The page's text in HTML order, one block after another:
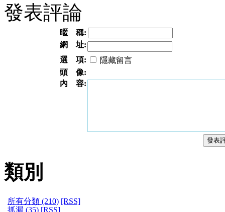
發表評論
暱 稱:
網 址:
選 項:
隱藏留言
頭 像:
內 容:
類別
所有分類 (210) [RSS]
抓漏 (35) [RSS]